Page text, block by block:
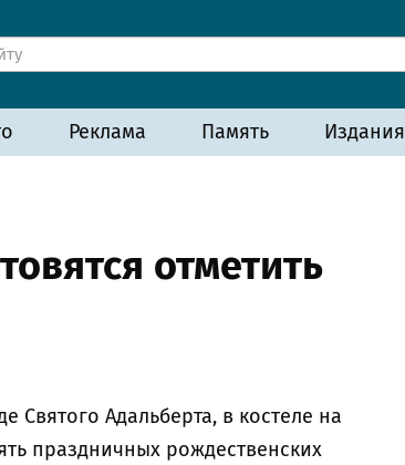
Реклама Память Издания
отметить
Святого Адальберта, в костеле на
праздничных рождественских